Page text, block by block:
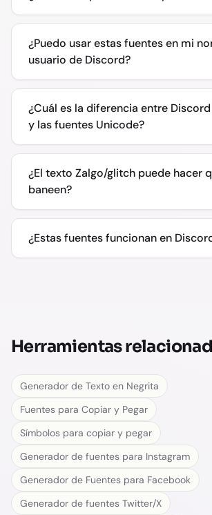
¿Puedo usar estas fuentes en mi
usuario de Discord?
¿Cuál es la diferencia entre
y las fuentes Unicode?
¿El texto Zalgo/glitch puede hacer
baneen?
¿Estas fuentes funcionan en
Herramientas
Generador de Texto en Negrita
Fuentes para Copiar y Pegar
Símbolos para copiar y pegar
Generador de fuentes para Instagram
Generador de Fuentes para Facebook
Generador de fuentes Twitter/X